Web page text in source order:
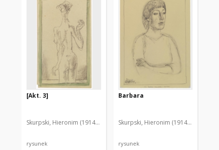
[Akt. 3]
Skurpski, Hieronim (1914-2006)
rysunek
Barbara
Skurpski, Hieronim (1914-2006)
rysunek